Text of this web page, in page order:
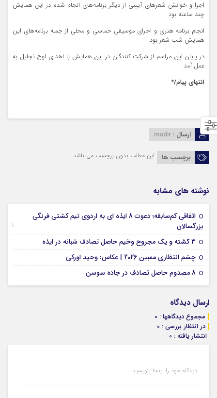
اجرا و خوانش شعرهای آیینی از دیگر برنامه‌های انجام شده در این همایش
چند ساعته بود.
انجام برنامه هنری و اجرای موسیقی حماسی و محلی از جمله برنامه‌های این
همایش شب شعر بود.
در پایان این مراسم از شرکت کنندگان در این همایش با اهدای لوح تجلیل به
عمل آمد.
انتهای پیام/*
ارسال : modir
برچسب ها این مطلب بدون برچسب می باشد.
نوشته های مشابه
اتفاقی کم‌سابقه؛ دعوت 8 ایذه ای به اردوی تیم کشتی فرنگی
بزرگسالان
09 جولای 2026
۳ کشته و یک مجروح وخیم حاصل تصادف شبانه در ایذه
چشم انتظاری ممبین 2026 | عکاس: وحید اورکی
8 مصدوم حاصل تصادف در جاده سوسن
ارسال دیدگاه
مجموع دیدگاهها : 0
در انتظار بررسی : 0
انتشار یافته : 0
دیدگاه خود را اینجا بنویسید